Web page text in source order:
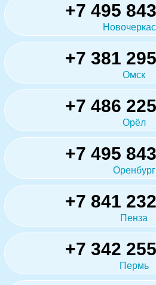
+7 495
+7 381
Омск
+7 486
Орёл
+7 495
Оренбург
+7 841
Пенза
+7 342
Пермь